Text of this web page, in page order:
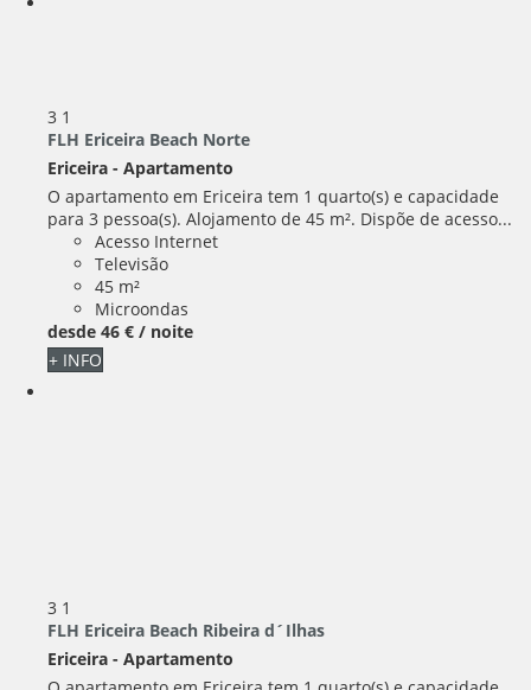
3 1
FLH Ericeira Beach Norte
Ericeira - Apartamento
O apartamento em Ericeira tem 1 quarto(s) e capacidade
para 3 pessoa(s). Alojamento de 45 m². Dispõe de acesso...
Acesso Internet
Televisão
45 m²
Microondas
desde 46 € / noite
+ INFO
3 1
FLH Ericeira Beach Ribeira d´Ilhas
Ericeira - Apartamento